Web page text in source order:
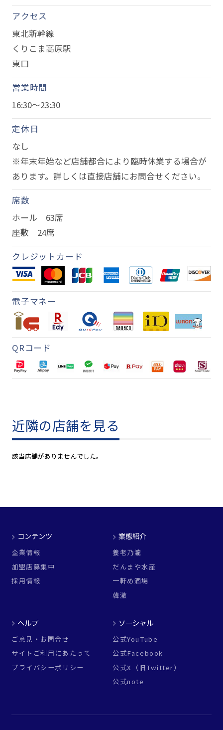
アクセス
東北新幹線
くりこま高原駅
東口
営業時間
16:30～23:30
定休日
なし
※年末年始など店舗都合により臨時休業する場合が
あります。詳しくは直接店舗にお問合せください。
席数
ホール 63席
座敷 24席
クレジットカード
電子マネー
QRコード
近隣の店舗を見る
該当店舗がありませんでした。
コンテンツ
企業情報
加盟店募集中
採用情報
業態紹介
養老乃瀧
だんまや水産
一軒め酒場
韓激
ヘルプ
ご意見・お問合せ
サイトご利用にあたって
プライバシーポリシー
ソーシャル
公式YouTube
公式Facebook
公式X（旧Twitter）
公式note